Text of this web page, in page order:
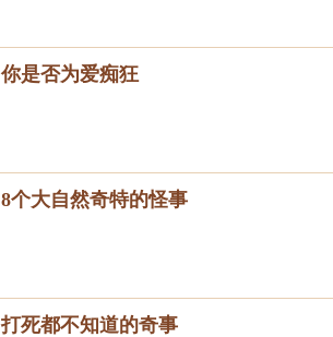
你是否为爱痴狂
8个大自然奇特的怪事
打死都不知道的奇事